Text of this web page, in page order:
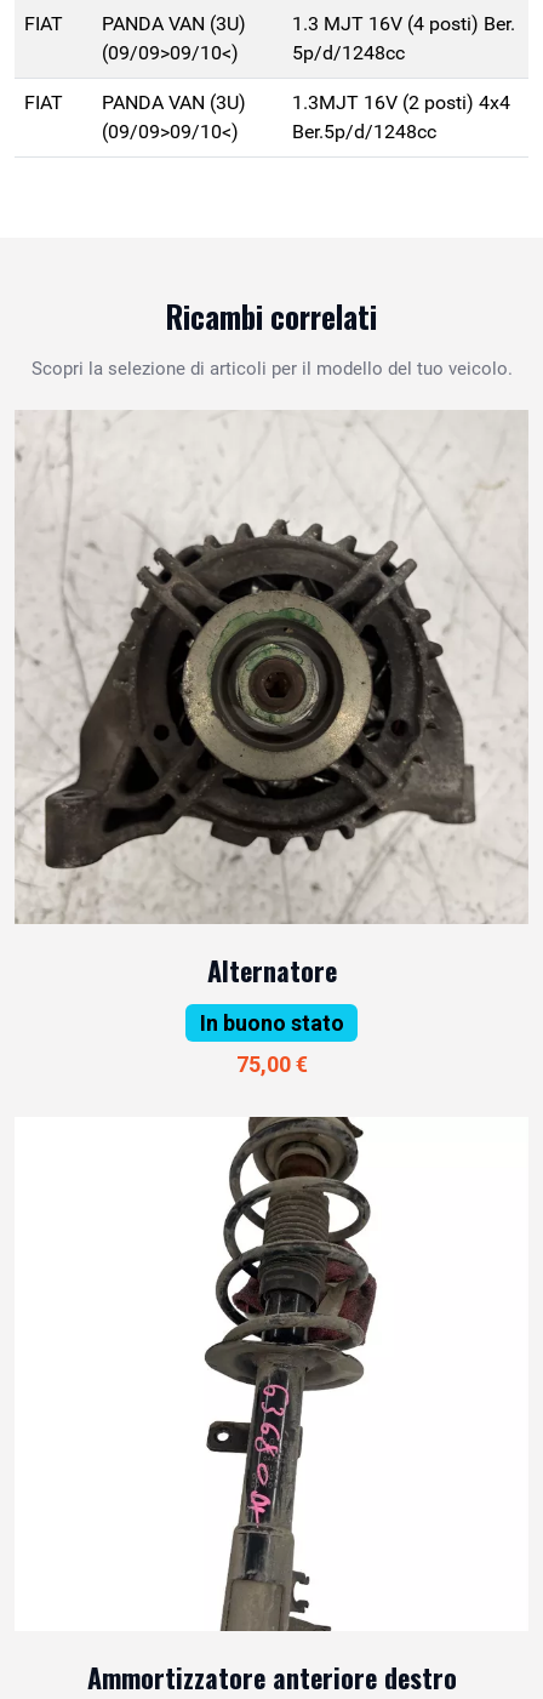
FIAT
PANDA VAN (3U)
(09/09>09/10<)
1.3 MJT 16V (4 posti) Ber.
5p/d/1248cc
FIAT
PANDA VAN (3U)
(09/09>09/10<)
1.3MJT 16V (2 posti) 4x4
Ber.5p/d/1248cc
Ricambi correlati
Scopri la selezione di articoli per il modello del tuo veicolo.
Alternatore
In buono stato
75,00 €
Ammortizzatore anteriore destro